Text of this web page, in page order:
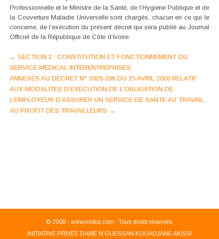
Professionnelle et le Ministre de la Santé, de l’Hygiène Publique et de
la Couverture Maladie Universelle sont chargés, chacun en ce qui le
concerne, de l’exécution du présent décret qui sera publié au Journal
Officiel de la République de Côte d’Ivoire.
Post
navigation
← SECTION 2 : CONSTITUTION ET FONCTIONNEMENT DU
SERVICE MEDICAL INTERENTREPRISES
ANNEXES AU DECRET N° 2026-206 DU 15 AVRIL 2026 RELATIF
AUX MODALITES D’EXECUTION DE L’OBLIGATION DE
L’EMPLOYEUR D’ASSURER UN SERVICE DE SANTE AU TRAVAIL
AU PROFIT DES TRAVAILLEURS →
© 2008 - www.loidici.com - Tous droits réservés.
INITIATIVE PRIVEE DAME N'GUESSAN KOUADJANE AKISSI